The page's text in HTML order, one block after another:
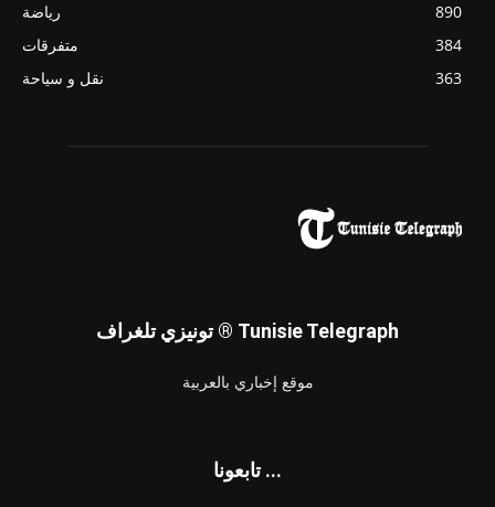
رياضة
890
متفرقات
384
نقل و سياحة
363
تونيزي تلغراف ® Tunisie Telegraph
موقع إخباري بالعربية
تابعونا ...